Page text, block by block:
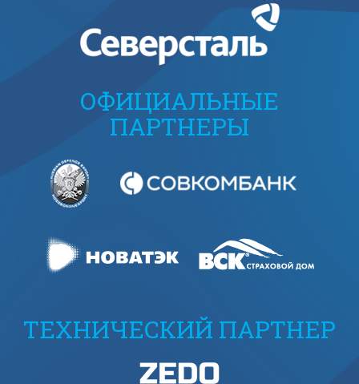
ОФИЦИАЛЬНЫЕ
ПАРТНЕРЫ
ТЕХНИЧЕСКИЙ ПАРТНЕР